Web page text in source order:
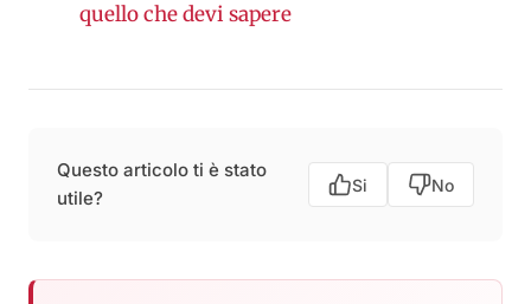
quello che devi sapere
Questo articolo ti è stato
utile?
Si No